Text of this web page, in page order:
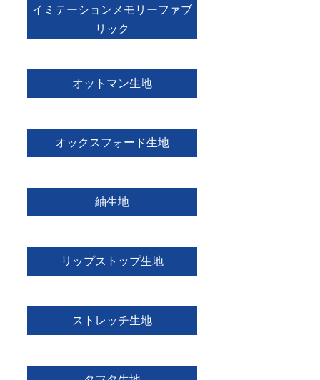
イミテーションメモリーファブ
リック
オットマン生地
オックスフォード生地
紬生地
リップストップ生地
ストレッチ生地